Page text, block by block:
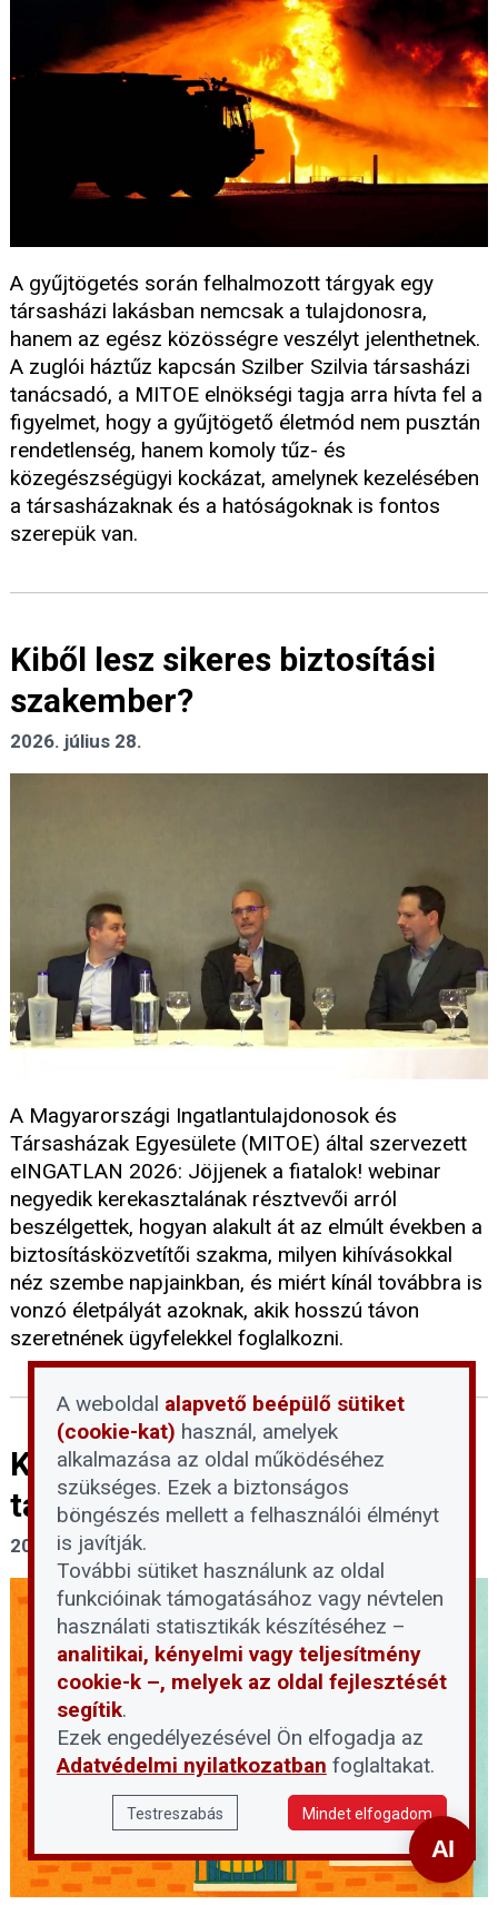
A gyűjtögetés során felhalmozott tárgyak egy
társasházi lakásban nemcsak a tulajdonosra,
hanem az egész közösségre veszélyt jelenthetnek.
A zuglói háztűz kapcsán Szilber Szilvia társasházi
tanácsadó, a MITOE elnökségi tagja arra hívta fel a
figyelmet, hogy a gyűjtögető életmód nem pusztán
rendetlenség, hanem komoly tűz- és
közegészségügyi kockázat, amelynek kezelésében
a társasházaknak és a hatóságoknak is fontos
szerepük van.
Kiből lesz sikeres biztosítási
szakember?
2026. július 28.
A Magyarországi Ingatlantulajdonosok és
Társasházak Egyesülete (MITOE) által szervezett
eINGATLAN 2026: Jöjjenek a fiatalok! webinar
negyedik kerekasztalának résztvevői arról
beszélgettek, hogyan alakult át az elmúlt években a
biztosításközvetítői szakma, milyen kihívásokkal
néz szembe napjainkban, és miért kínál továbbra is
vonzó életpályát azoknak, akik hosszú távon
szeretnének ügyfelekkel foglalkozni.
Közös képviselőt keres egy
társasház Budapesten
2026. július 27.
A weboldal alapvető beépülő sütiket
(cookie-kat) használ, amelyek
alkalmazása az oldal működéséhez
szükséges. Ezek a biztonságos
böngészés mellett a felhasználói élményt
is javítják.
További sütiket használunk az oldal
funkcióinak támogatásához vagy névtelen
használati statisztikák készítéséhez –
analitikai, kényelmi vagy teljesítmény
cookie-k –, melyek az oldal fejlesztését
segítik.
Ezek engedélyezésével Ön elfogadja az
Adatvédelmi nyilatkozatban foglaltakat.
Testreszabás Mindet elfogadom